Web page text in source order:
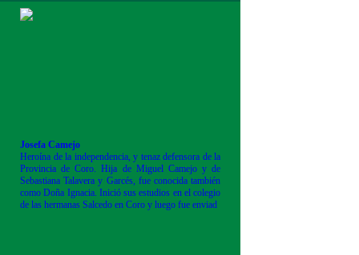
Josefa Camejo
Heroína de la independencia, y tenaz defensora de la
Provincia de Coro. Hija de Miguel Camejo y de
Sebastiana Talavera y Garcés, fue conocida también
como Doña Ignacia. Inició sus estudios en el colegio
de las hermanas Salcedo en Coro y luego fue enviad